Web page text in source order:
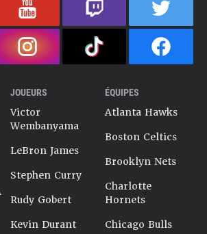
JOUEURS
Victor
Wembanyama
LeBron James
Stephen Curry
Rudy Gobert
Kevin Durant
ÉQUIPES
Atlanta Hawks
Boston Celtics
Brooklyn Nets
Charlotte
Hornets
Chicago Bulls